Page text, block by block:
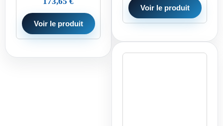
Voir le produit
Voir le produit